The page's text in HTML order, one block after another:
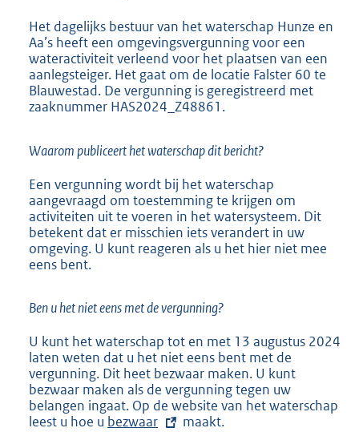
6
1
K
b
Het dagelijks bestuur van het waterschap Hunze en
Aa’s heeft een omgevingsvergunning voor een
wateractiviteit verleend voor het plaatsen van een
aanlegsteiger. Het gaat om de locatie Falster 60 te
Blauwestad. De vergunning is geregistreerd met
zaaknummer HAS2024_Z48861.
Waarom publiceert het waterschap dit bericht?
Een vergunning wordt bij het waterschap
aangevraagd om toestemming te krijgen om
activiteiten uit te voeren in het watersysteem. Dit
betekent dat er misschien iets verandert in uw
omgeving. U kunt reageren als u het hier niet mee
eens bent.
Ben u het niet eens met de vergunning?
U kunt het waterschap tot en met 13 augustus 2024
laten weten dat u het niet eens bent met de
vergunning. Dit heet bezwaar maken. U kunt
bezwaar maken als de vergunning tegen uw
belangen ingaat. Op de website van het waterschap
leest u hoe u E
bezwaar
maakt.